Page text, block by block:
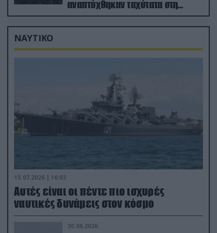
αναπτύχθηκαν ταχύτατα στη
Ρωσία
ΝΑΥΤΙΚΟ
15.07.2026 | 16:03
Aυτές είναι οι πέντε πιο ισχυρές
ναυτικές δυνάμεις στον κόσμο
30.06.2026